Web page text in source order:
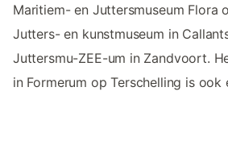
Maritiem- en Juttersmuseum Flora
Jutters- en kunstmuseum in
Juttersmu-ZEE-um in Zandvoort.
in Formerum op Terschelling is ook